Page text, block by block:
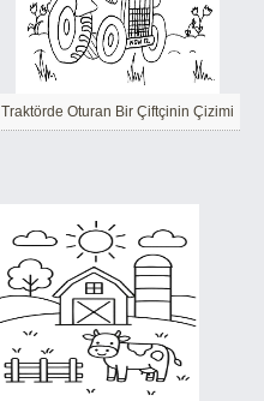
Traktörde Oturan Bir Çiftçinin Çizimi